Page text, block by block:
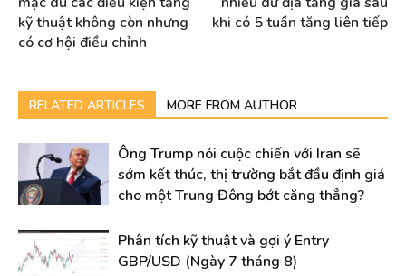
kỹ thuật không còn nhưng
có cơ hội điều chỉnh
khi có 5 tuần tăng liên tiếp
RELATED ARTICLES MORE FROM AUTHOR
Ông Trump nói cuộc chiến với Iran sẽ
sớm kết thúc, thị trường bắt đầu định giá
cho một Trung Đông bớt căng thẳng?
Phân tích kỹ thuật và gợi ý Entry
GBP/USD (Ngày 7 tháng 8)